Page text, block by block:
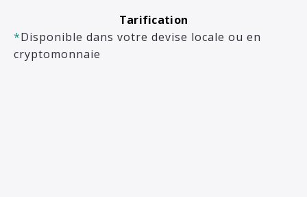
Tarification
*Disponible dans votre devise locale ou en
cryptomonnaie